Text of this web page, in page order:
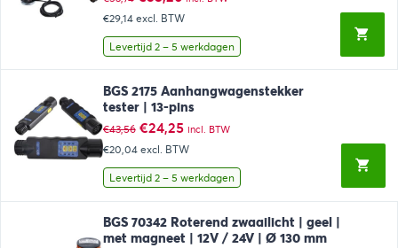
prijs
was:
€53,74.
prijs
is:
€35,26.
€29,14 excl. BTW
Levertijd 2 – 5 werkdagen
BGS 2175 Aanhangwagenstekker
tester | 13-pins
€43,56 Oorspronkelijke
prijs
was:
€43,56.
€24,25Huidige
prijs
is:
€24,25.
incl. BTW
€20,04 excl. BTW
Levertijd 2 – 5 werkdagen
BGS 70342 Roterend zwaailicht | geel |
met magneet | 12V / 24V | Ø 130 mm